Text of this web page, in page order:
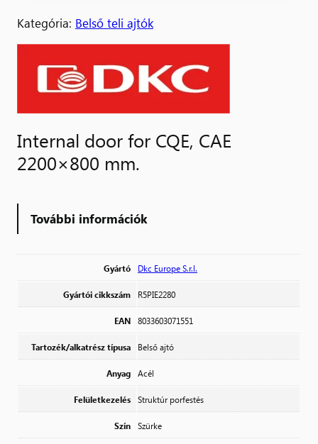
Kategória: Belső teli ajtók
Internal door for CQE, CAE
2200×800 mm.
További információk
Gyártó Dkc Europe S.r.l.
Gyártói cikkszám R5PIE2280
EAN 8033603071551
Tartozék/alkatrész típusa Belső ajtó
Anyag Acél
Felületkezelés Struktúr porfestés
Szín Szürke